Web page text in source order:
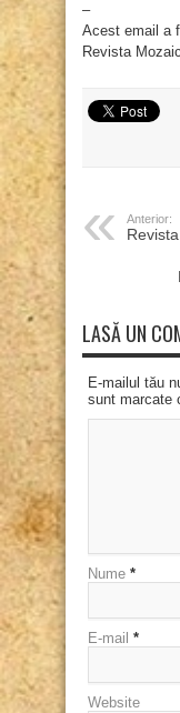
–
Acest email a
Revista
Anterior:
LASĂ UN
E-mailul tău
sunt marcate
Nume *
E-mail *
Website